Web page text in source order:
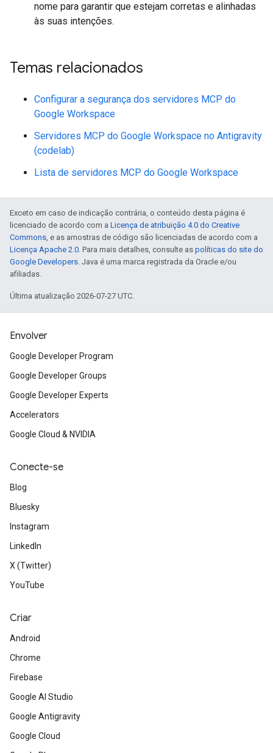
nome para garantir que estejam corretas e alinhadas
às suas intenções.
Temas relacionados
Configurar a segurança dos servidores MCP do
Google Workspace
Servidores MCP do Google Workspace no Antigravity
(codelab)
Lista de servidores MCP do Google Workspace
Exceto em caso de indicação contrária, o conteúdo desta página é
licenciado de acordo com a Licença de atribuição 4.0 do Creative
Commons, e as amostras de código são licenciadas de acordo com a
Licença Apache 2.0. Para mais detalhes, consulte as políticas do site do
Google Developers. Java é uma marca registrada da Oracle e/ou
afiliadas.
Última atualização 2026-07-27 UTC.
Envolver
Google Developer Program
Google Developer Groups
Google Developer Experts
Accelerators
Google Cloud & NVIDIA
Conecte-se
Blog
Bluesky
Instagram
LinkedIn
X (Twitter)
YouTube
Criar
Android
Chrome
Firebase
Google AI Studio
Google Antigravity
Google Cloud